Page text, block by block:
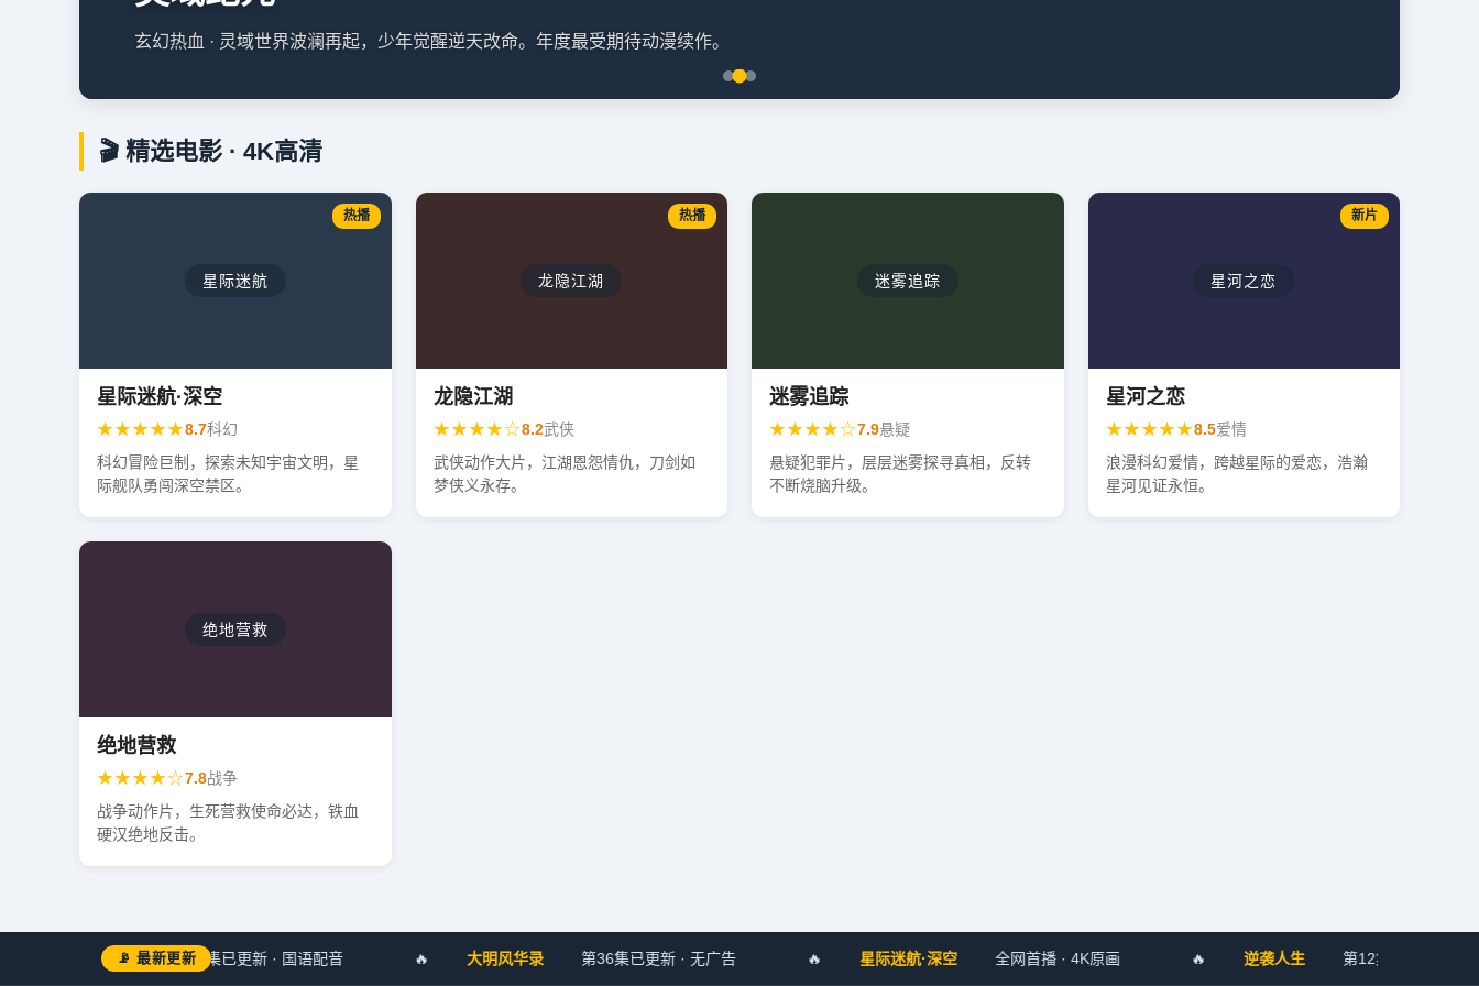
玄幻热血 · 灵域世界波澜再起，少年觉醒逆天改命。年度最受期待动漫续作。
🎬 精选电影 · 4K高清
星际迷航
热播
星际迷航·深空
★★★★★8.7科幻
科幻冒险巨制，探索未知宇宙文明，星
际舰队勇闯深空禁区。
龙隐江湖
热播
龙隐江湖
★★★★☆8.2武侠
武侠动作大片，江湖恩怨情仇，刀剑如
梦侠义永存。
迷雾追踪
迷雾追踪
★★★★☆7.9悬疑
悬疑犯罪片，层层迷雾探寻真相，反转
不断烧脑升级。
星河之恋
新片
星河之恋
★★★★★8.5爱情
浪漫科幻爱情，跨越星际的爱恋，浩瀚
星河见证永恒。
绝地营救
绝地营救
★★★★☆7.8战争
战争动作片，生死营救使命必达，铁血
硬汉绝地反击。
📡 最新更新
第17集已更新 · 国语配音 大明风华录 第36集已更新 · 无广告 星际迷航·深空 全网首播 · 4K原画 逆袭人生 第12集已更新 · 短剧